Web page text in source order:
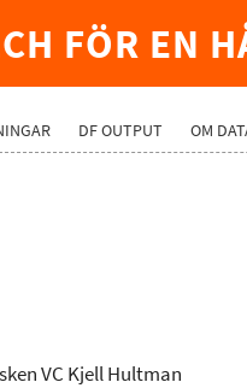
FÖR EN
DF OUTPUT OM
VC Kjell Hultman